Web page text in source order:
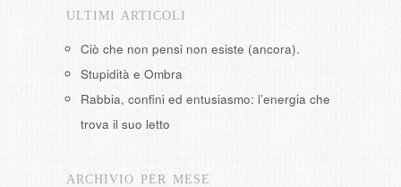
ULTIMI ARTICOLI
Ciò che non pensi non esiste (ancora).
Stupidità e Ombra
Rabbia, confini ed entusiasmo: l’energia che
trova il suo letto
ARCHIVIO PER MESE